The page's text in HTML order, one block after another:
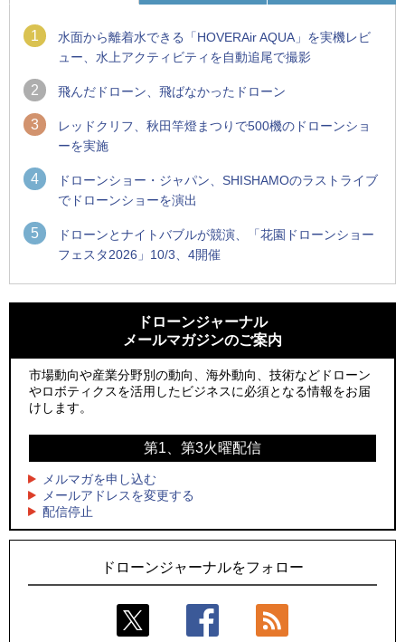
1
水面から離着水できる「HOVERAir AQUA」を実機レビ
ュー、水上アクティビティを自動追尾で撮影
2 飛んだドローン、飛ばなかったドローン
3
レッドクリフ、秋田竿燈まつりで500機のドローンショ
ーを実施
4
ドローンショー・ジャパン、SHISHAMOのラストライブ
でドローンショーを演出
5
ドローンとナイトバブルが競演、「花園ドローンショー
フェスタ2026」10/3、4開催
ーンが採択、国産機で量産調達を目指す
水面から離着水できる「HOVERAir AQUA」を実機レビュー、
水上アクティビティを自動追尾で撮影
飛んだドローン、飛ばなかったドローン
ドローンとナイトバブルが競演、「花園ドローンショーフェ
スタ2026」10/3、4開催
レーシングカーの製造技術をドローンへ、トピアが大型機と
量産構想を公開
ン」とドローンショーによる新演出を実施
防衛装備庁「迎撃ドローン早期取得プログラム」にテラドロ
ーンが採択、国産機で量産調達を目指す
水面から離着水できる「HOVERAir AQUA」を実機レビュー、
サザンビーチちがさき花火大会で「復活の花火」打ち上げ、
キリンビールがライブ中継と連動した支援企画
飛んだドローン、飛ばなかったドローン
ドローンジャーナル
メールマガジンのご案内
市場動向や産業分野別の動向、海外動向、技術などドローン
やロボティクスを活用したビジネスに必須となる情報をお届
けします。
第1、第3火曜配信
メルマガを申し込む
メールアドレスを変更する
配信停止
ドローンジャーナルをフォロー